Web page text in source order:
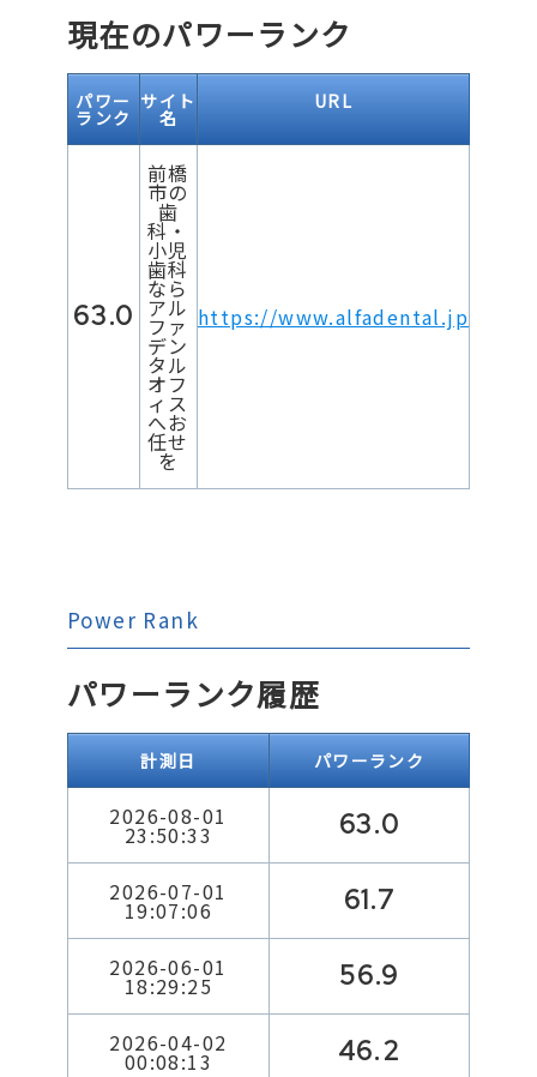
現在のパワーランク
パワー
ランク
サイト
名
URL
63.0
前橋
市の
歯
科・
小児
歯科
なら
アル
ファ
デン
タル
オフ
ィス
へお
任せ
を
https://www.alfadental.jp
Power Rank
パワーランク履歴
計測日 パワーランク
2026-08-01
23:50:33 63.0
2026-07-01
19:07:06 61.7
2026-06-01
18:29:25 56.9
2026-04-02
00:08:13 46.2